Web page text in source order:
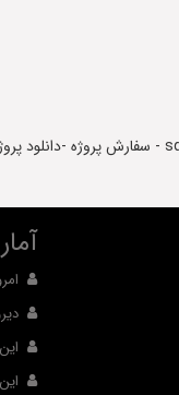
امروز:
دیروز:
این
این